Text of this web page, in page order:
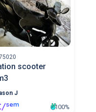
scooter
J
sem 100%